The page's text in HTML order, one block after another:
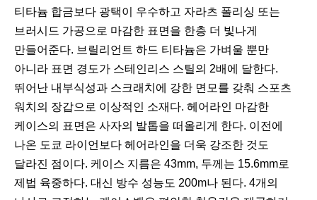
티타늄 합금보다 광택이 우수하고 자라츠 폴리싱 또는
브러시드 가공으로 마감한 표면을 한층 더 빛나게
만들어준다. 브릴리언트 하드 티타늄은 가벼울 뿐만
아니라 표면 경도가 스테인리스 스틸의 2배에 달한다.
뛰어난 내부식성과 스크래치에 강한 면모를 갖춰 스포츠
워치의 장갑으로 이상적인 소재다. 헤어라인 마감한
케이스의 표면은 사자의 발톱을 떠올리게 한다. 이전에
나온 도쿄 라이언보다 헤어라인을 더욱 강조한 것도
달라진 점이다. 케이스 지름은 43mm, 두께는 15.6mm로
제법 육중하다. 대신 방수 성능도 200m나 된다. 4개의